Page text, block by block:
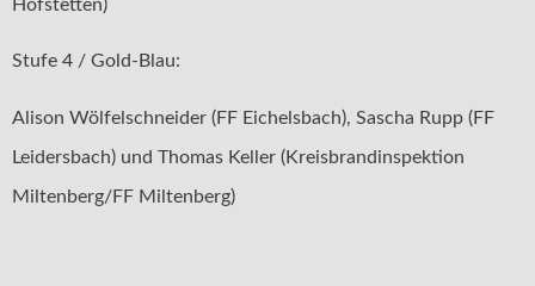
Hofstetten)
Stufe 4 / Gold-Blau:
Alison Wölfelschneider (FF Eichelsbach), Sascha Rupp (FF
Leidersbach) und Thomas Keller (Kreisbrandinspektion
Miltenberg/FF Miltenberg)